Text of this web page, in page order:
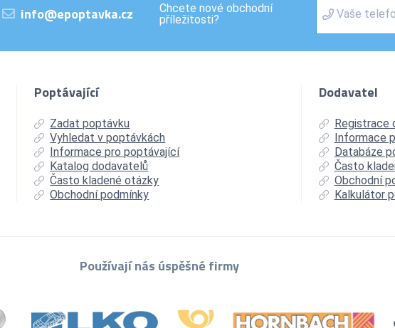
info@epoptavka.cz
Chcete nové obchodní
příležitosti?
Poptávající
Zadat poptávku
Vyhledat v poptávkách
Informace pro poptávající
Katalog dodavatelů
Často kladené otázky
Obchodní podmínky
Dodavatel
Registrace
Informace
Databáze
Často
Obchodní
Kalkulátor
Používají nás úspěšné firmy